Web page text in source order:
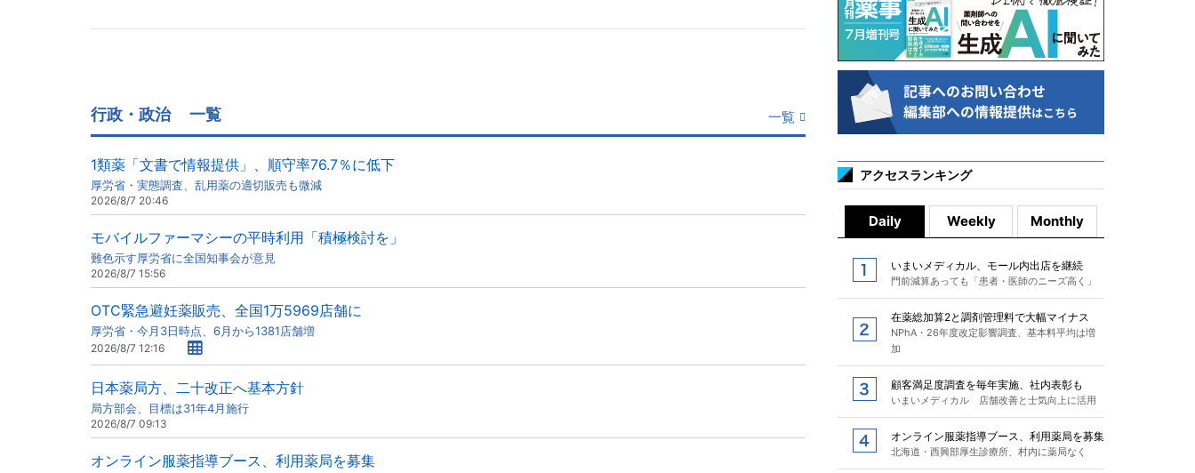
行政・政治 一覧 一覧
1類薬「文書で情報提供」、順守率76.7％に低下
厚労省・実態調査、乱用薬の適切販売も微減
2026/8/7 20:46
モバイルファーマシーの平時利用「積極検討を」
難色示す厚労省に全国知事会が意見
2026/8/7 15:56
OTC緊急避妊薬販売、全国1万5969店舗に
厚労省・今月3日時点、6月から1381店舗増
2026/8/7 12:16
日本薬局方、二十改正へ基本方針
局方部会、目標は31年4月施行
2026/8/7 09:13
オンライン服薬指導ブース、利用薬局を募集
アクセスランキング
Daily Weekly Monthly
いまいメディカル、モール内出店を継続
門前減算あっても「患者・医師のニーズ高く」
在薬総加算2と調剤管理料で大幅マイナス
NPhA・26年度改定影響調査、基本料平均は増
加
顧客満足度調査を毎年実施、社内表彰も
いまいメディカル 店舗改善と士気向上に活用
オンライン服薬指導ブース、利用薬局を募集
北海道・西興部厚生診療所、村内に薬局なく